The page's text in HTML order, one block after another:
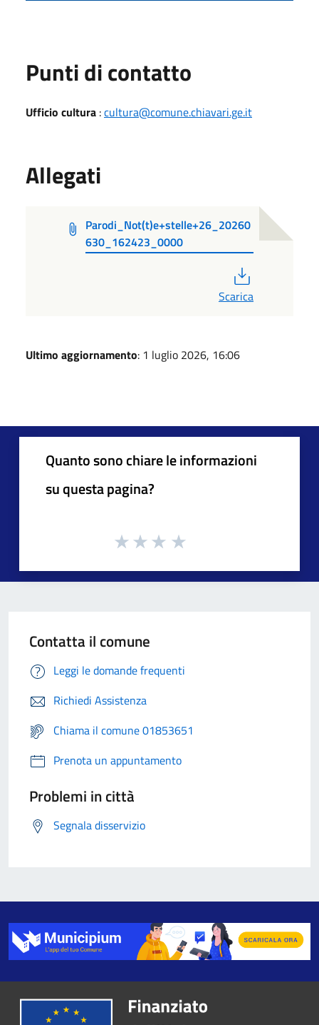
Punti di contatto
Ufficio cultura :cultura@comune.chiavari.ge.it
Allegati
Parodi_Not(t)e+stelle+26_20260
630_162423_0000
Scarica
Ultimo aggiornamento: 1 luglio 2026, 16:06
Quanto sono chiare le informazioni
su questa pagina?
Contatta il comune
Leggi le domande frequenti
Richiedi Assistenza
Chiama il comune 01853651
Prenota un appuntamento
Problemi in città
Segnala disservizio